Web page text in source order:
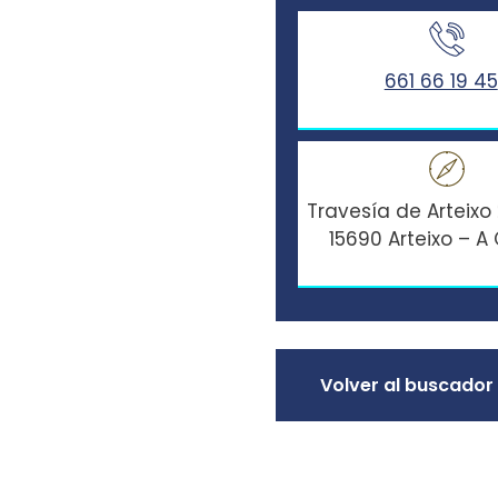
661 66 19 45
Travesía de Arteixo
15690 Arteixo – A
Volver al buscador